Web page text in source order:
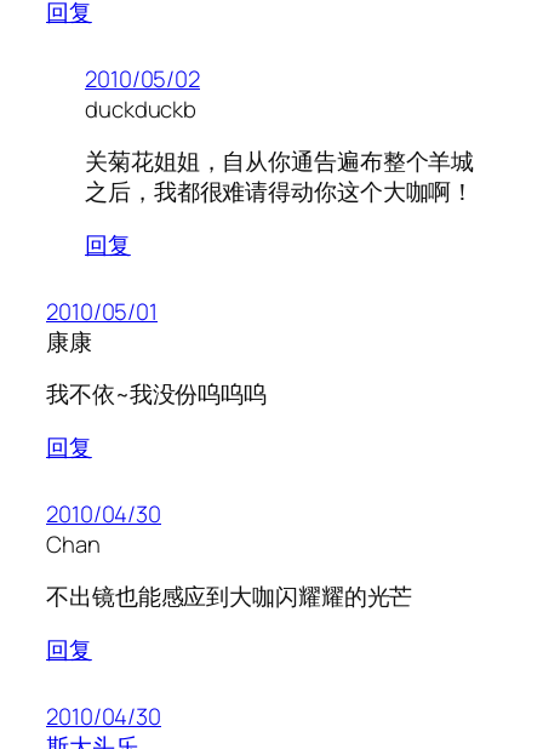
回复
2010/05/02
duckduckb
关菊花姐姐，自从你通告遍布整个羊城
之后，我都很难请得动你这个大咖啊！
回复
2010/05/01
康康
我不依~我没份呜呜呜
回复
2010/04/30
Chan
不出镜也能感应到大咖闪耀耀的光芒
回复
2010/04/30